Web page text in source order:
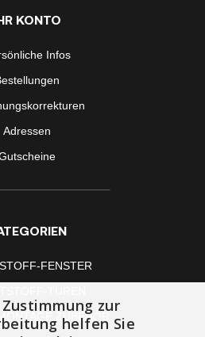
KONTO
Infos
Adressen
FENSTER
ZUBEHÖR
zur
helfen Sie